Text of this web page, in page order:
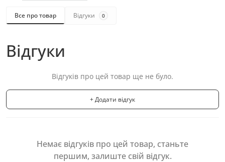
Все про товар Відгуки 0
Відгуки
Відгуків про цей товар ще не було.
+ Додати відгук
Немає відгуків про цей товар, станьте
першим, залиште свій відгук.